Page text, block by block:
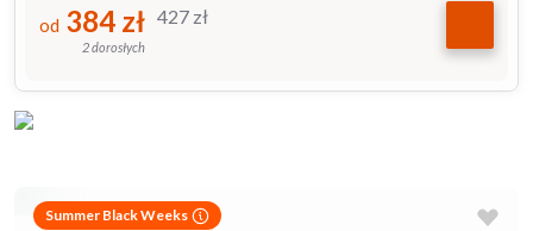
427 zł
od 384 zł
2 dorosłych
Summer Black Weeks